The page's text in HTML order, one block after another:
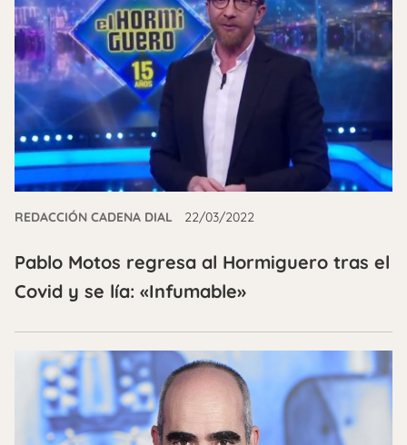
REDACCIÓN CADENA DIAL 22/03/2022
Pablo Motos regresa al Hormiguero tras el
Covid y se lía: «Infumable»